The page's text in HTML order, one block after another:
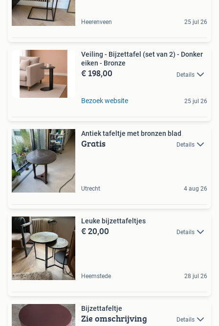
Heerenveen 25 jul 26
Veiling - Bijzettafel (set van 2) - Donker
eiken - Bronze
€ 198,00 Details
Bezoek website 25 jul 26
Antiek tafeltje met bronzen blad
Gratis Details
Utrecht 4 aug 26
Leuke bijzettafeltjes
€ 20,00 Details
Heemstede 28 jul 26
Bijzettafeltje
Zie omschrijving Details